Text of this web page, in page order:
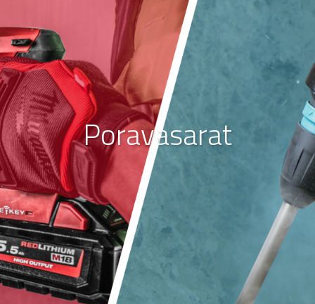
Poravasarat